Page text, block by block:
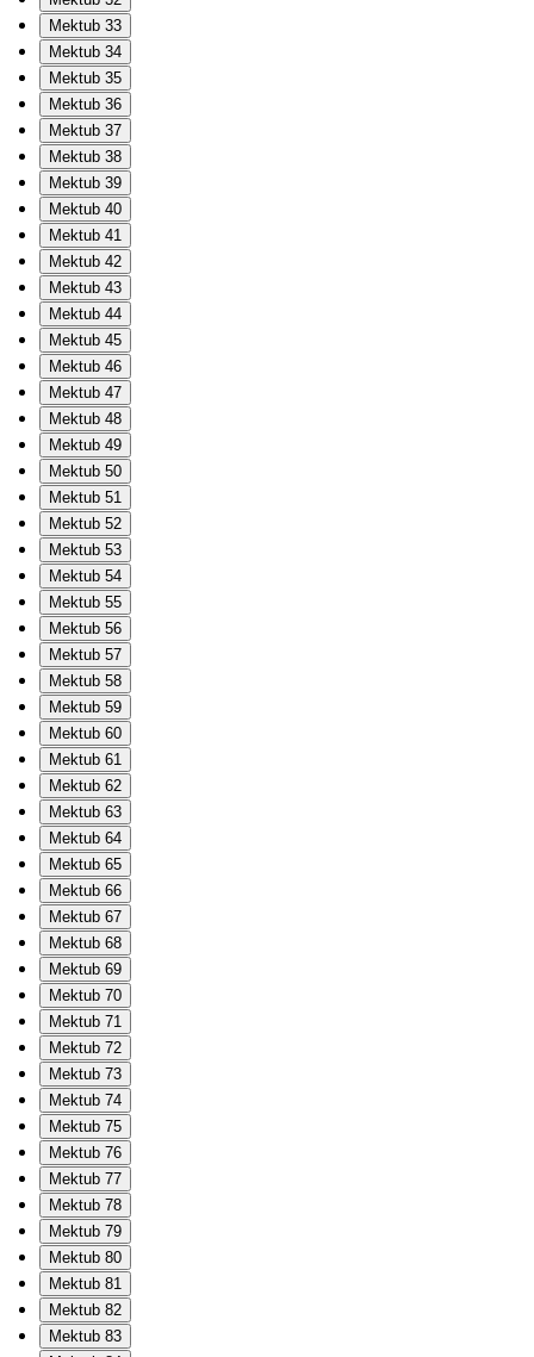
Mektub 33
Mektub 34
Mektub 35
Mektub 36
Mektub 37
Mektub 38
Mektub 39
Mektub 40
Mektub 41
Mektub 42
Mektub 43
Mektub 44
Mektub 45
Mektub 46
Mektub 47
Mektub 48
Mektub 49
Mektub 50
Mektub 51
Mektub 52
Mektub 53
Mektub 54
Mektub 55
Mektub 56
Mektub 57
Mektub 58
Mektub 59
Mektub 60
Mektub 61
Mektub 62
Mektub 63
Mektub 64
Mektub 65
Mektub 66
Mektub 67
Mektub 68
Mektub 69
Mektub 70
Mektub 71
Mektub 72
Mektub 73
Mektub 74
Mektub 75
Mektub 76
Mektub 77
Mektub 78
Mektub 79
Mektub 80
Mektub 81
Mektub 82
Mektub 83